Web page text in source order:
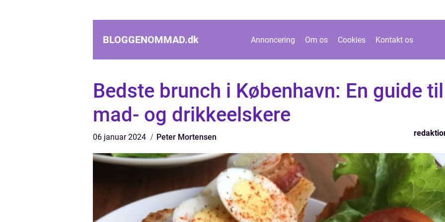
BLOGGENOMMAD.dk Annoncering Om os Cookies Kontakt os
Bedste brunch i København: En guide til
mad- og drikkeelskere
06 januar 2024 Peter Mortensen